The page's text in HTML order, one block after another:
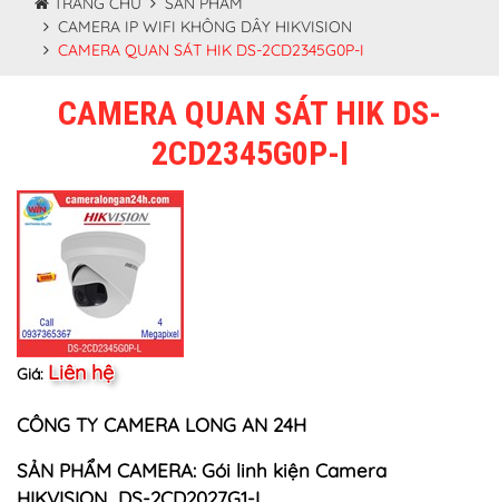
CAMERA IP WIFI KHÔNG DÂY HIKVISION
CAMERA QUAN SÁT HIK DS-2CD2345G0P-I
CAMERA QUAN SÁT HIK DS-
2CD2345G0P-I
Giá: Liên hệ
CÔNG TY CAMERA LONG AN 24H
SẢN PHẨM CAMERA: Gói linh kiện Camera